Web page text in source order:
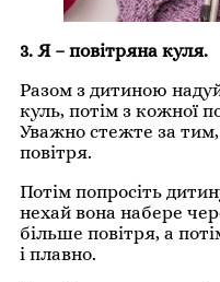
3. Я – повітряна куля.
Разом з дитиною
куль, потім з кожної
Уважно стежте за тим,
повітря.
Потім попросіть
нехай вона набере
більше повітря, а
і плавно.